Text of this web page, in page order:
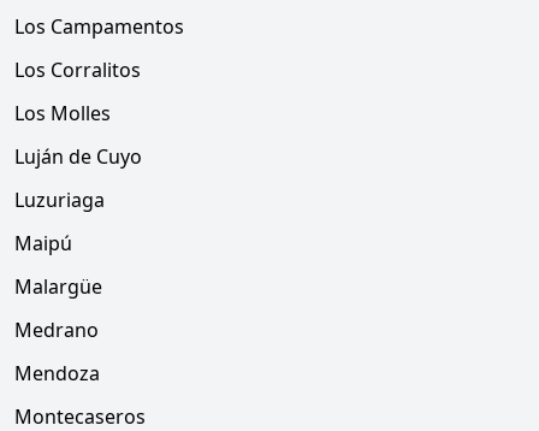
Los Campamentos
Los Corralitos
Los Molles
Luján de Cuyo
Luzuriaga
Maipú
Malargüe
Medrano
Mendoza
Montecaseros